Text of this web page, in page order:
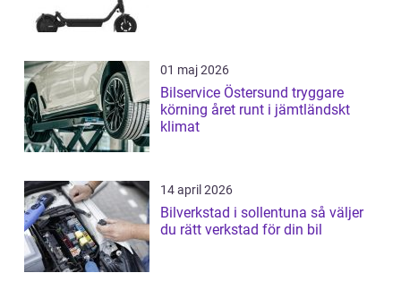
01 maj 2026
Bilservice Östersund tryggare
körning året runt i jämtländskt
klimat
14 april 2026
Bilverkstad i sollentuna så väljer
du rätt verkstad för din bil